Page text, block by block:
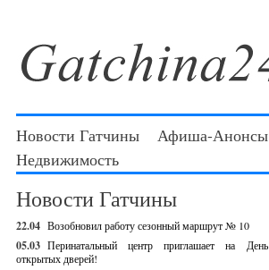
Новости Гатчины Афиша-Анонсы
Недвижимость
Новости Гатчины
22.04 Возобновил работу сезонный маршрут № 10
05.03 Перинатальный центр приглашает на День
открытых дверей!